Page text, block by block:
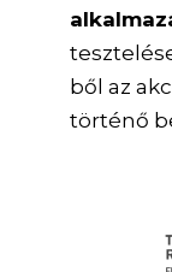
ből az
történő